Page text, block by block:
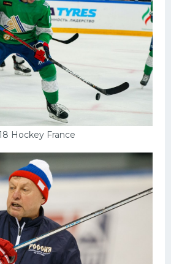
Hockey France